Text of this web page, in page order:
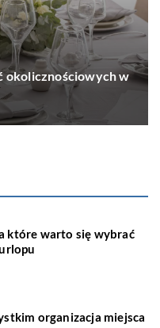
okolicznościowych w
które warto się wybrać
organizacja miejsca